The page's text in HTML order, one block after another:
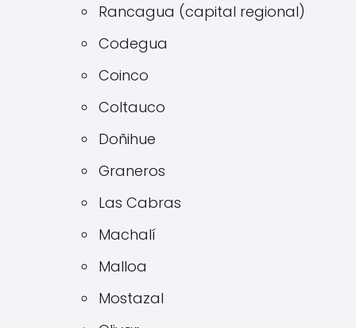
Rancagua (capital regional)
Codegua
Coinco
Coltauco
Doñihue
Graneros
Las Cabras
Machalí
Malloa
Mostazal